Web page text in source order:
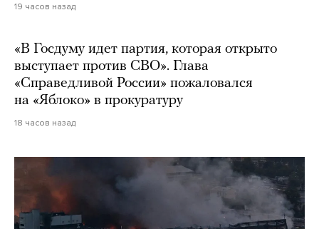
19 часов назад
«В Госдуму идет партия, которая открыто
выступает против СВО». Глава
«Справедливой России» пожаловался
на «Яблоко» в прокуратуру
18 часов назад